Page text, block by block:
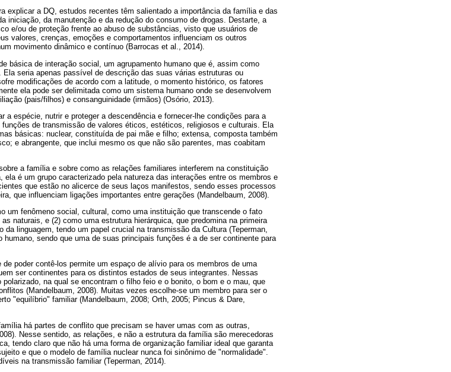
explicar a DQ, estudos recentes têm salientado a importância da família e das
iniciação, da manutenção e da redução do consumo de drogas. Destarte, a
e/ou de proteção frente ao abuso de substâncias, visto que usuários de
valores, crenças, emoções e comportamentos influenciam os outros
movimento dinâmico e contínuo (Barrocas et al., 2014).
básica de interação social, um agrupamento humano que é, assim como
seria apenas passível de descrição das suas várias estruturas ou
modificações de acordo com a latitude, o momento histórico, os fatores
ela pode ser delimitada como um sistema humano onde se desenvolvem
(pais/filhos) e consanguinidade (irmãos) (Osório, 2013).
a espécie, nutrir e proteger a descendência e fornecer-lhe condições para a
de transmissão de valores éticos, estéticos, religiosos e culturais. Ela
básicas: nuclear, constituída de pai mãe e filho; extensa, composta também
e abrangente, que inclui mesmo os que não são parentes, mas coabitam
a família e sobre como as relações familiares interferem na constituição
é um grupo caracterizado pela natureza das interações entre os membros e
que estão no alicerce de seus laços manifestos, sendo esses processos
que influenciam ligações importantes entre gerações (Mandelbaum, 2008).
um fenômeno social, cultural, como uma instituição que transcende o fato
naturais, e (2) como uma estrutura hierárquica, que predomina na primeira
linguagem, tendo um papel crucial na transmissão da Cultura (Teperman,
sendo que uma de suas principais funções é a de ser continente para
poder contê-los permite um espaço de alívio para os membros de uma
ser continentes para os distintos estados de seus integrantes. Nessas
na qual se encontram o filho feio e o bonito, o bom e o mau, que
(Mandelbaum, 2008). Muitas vezes escolhe-se um membro para ser o
"equilíbrio" familiar (Mandelbaum, 2008; Orth, 2005; Pincus & Dare,
há partes de conflito que precisam se haver umas com as outras,
Nesse sentido, as relações, e não a estrutura da família são merecedoras
tendo claro que não há uma forma de organização familiar ideal que garanta
e que o modelo de família nuclear nunca foi sinônimo de "normalidade".
na transmissão familiar (Teperman, 2014).